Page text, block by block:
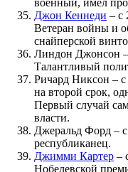
военный, имел
Джон Кеннеди – с
Ветеран войны и
снайперской
Линдон Джонсон –
Талантливый
Ричард Никсон –
на второй срок,
Первый случай
власти.
Джеральд Форд –
республиканец.
Джимми Картер –
Нобелевской